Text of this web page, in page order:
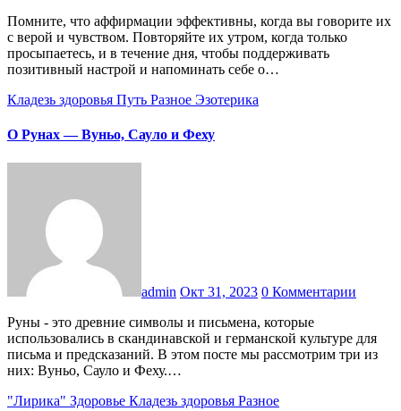
Помните, что аффирмации эффективны, когда вы говорите их
с верой и чувством. Повторяйте их утром, когда только
просыпаетесь, и в течение дня, чтобы поддерживать
позитивный настрой и напоминать себе о…
Кладезь здоровья Путь Разное Эзотерика
О Рунах — Вуньо, Сауло и Феху
admin Окт 31, 2023 0 Комментарии
Руны - это древние символы и письмена, которые
использовались в скандинавской и германской культуре для
письма и предсказаний. В этом посте мы рассмотрим три из
них: Вуньо, Сауло и Феху.…
"Лирика" Здоровье Кладезь здоровья Разное